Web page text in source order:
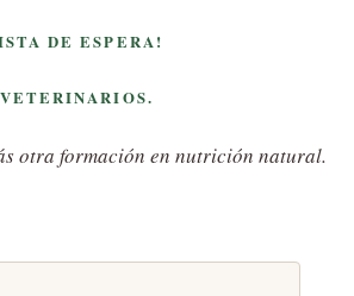
DE ESPERA!
otra formación en nutrición natural.